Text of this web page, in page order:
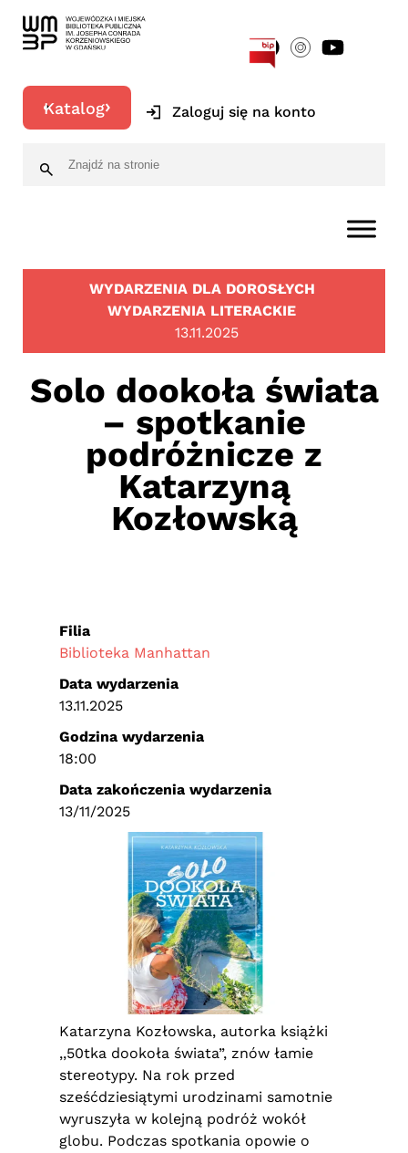
Katalog Zaloguj się na konto
WYDARZENIA DLA DOROSŁYCH
WYDARZENIA LITERACKIE
13.11.2025
Solo dookoła świata
– spotkanie
podróżnicze z
Katarzyną
Kozłowską
Katarzyna Kozłowska, autorka książki
,,50tka dookoła świata”, znów łamie
stereotypy. Na rok przed
sześćdziesiątymi urodzinami samotnie
wyruszyła w kolejną podróż wokół
globu. Podczas spotkania opowie o
Filia
Biblioteka Manhattan
Data wydarzenia
13.11.2025
Godzina wydarzenia
18:00
Data zakończenia wydarzenia
13/11/2025